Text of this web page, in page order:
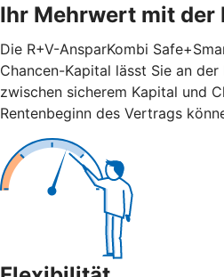
Ihr Mehrwert mit der
Die R+V-AnsparKombi
Chancen-Kapital lässt Sie an
zwischen sicherem Kapital und
Rentenbeginn des Vertrags